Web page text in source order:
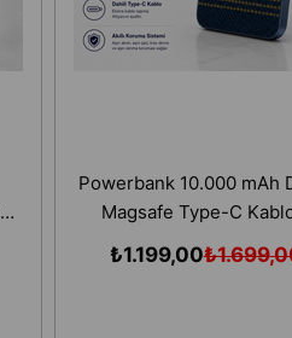
Powerbank 10.000 mAh
Magsafe Type-C
Cihazı
₺1.199,00